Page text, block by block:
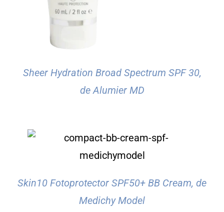
Sheer Hydration Broad Spectrum SPF 30,
de Alumier MD
Skin10 Fotoprotector SPF50+ BB Cream, de
Medichy Model